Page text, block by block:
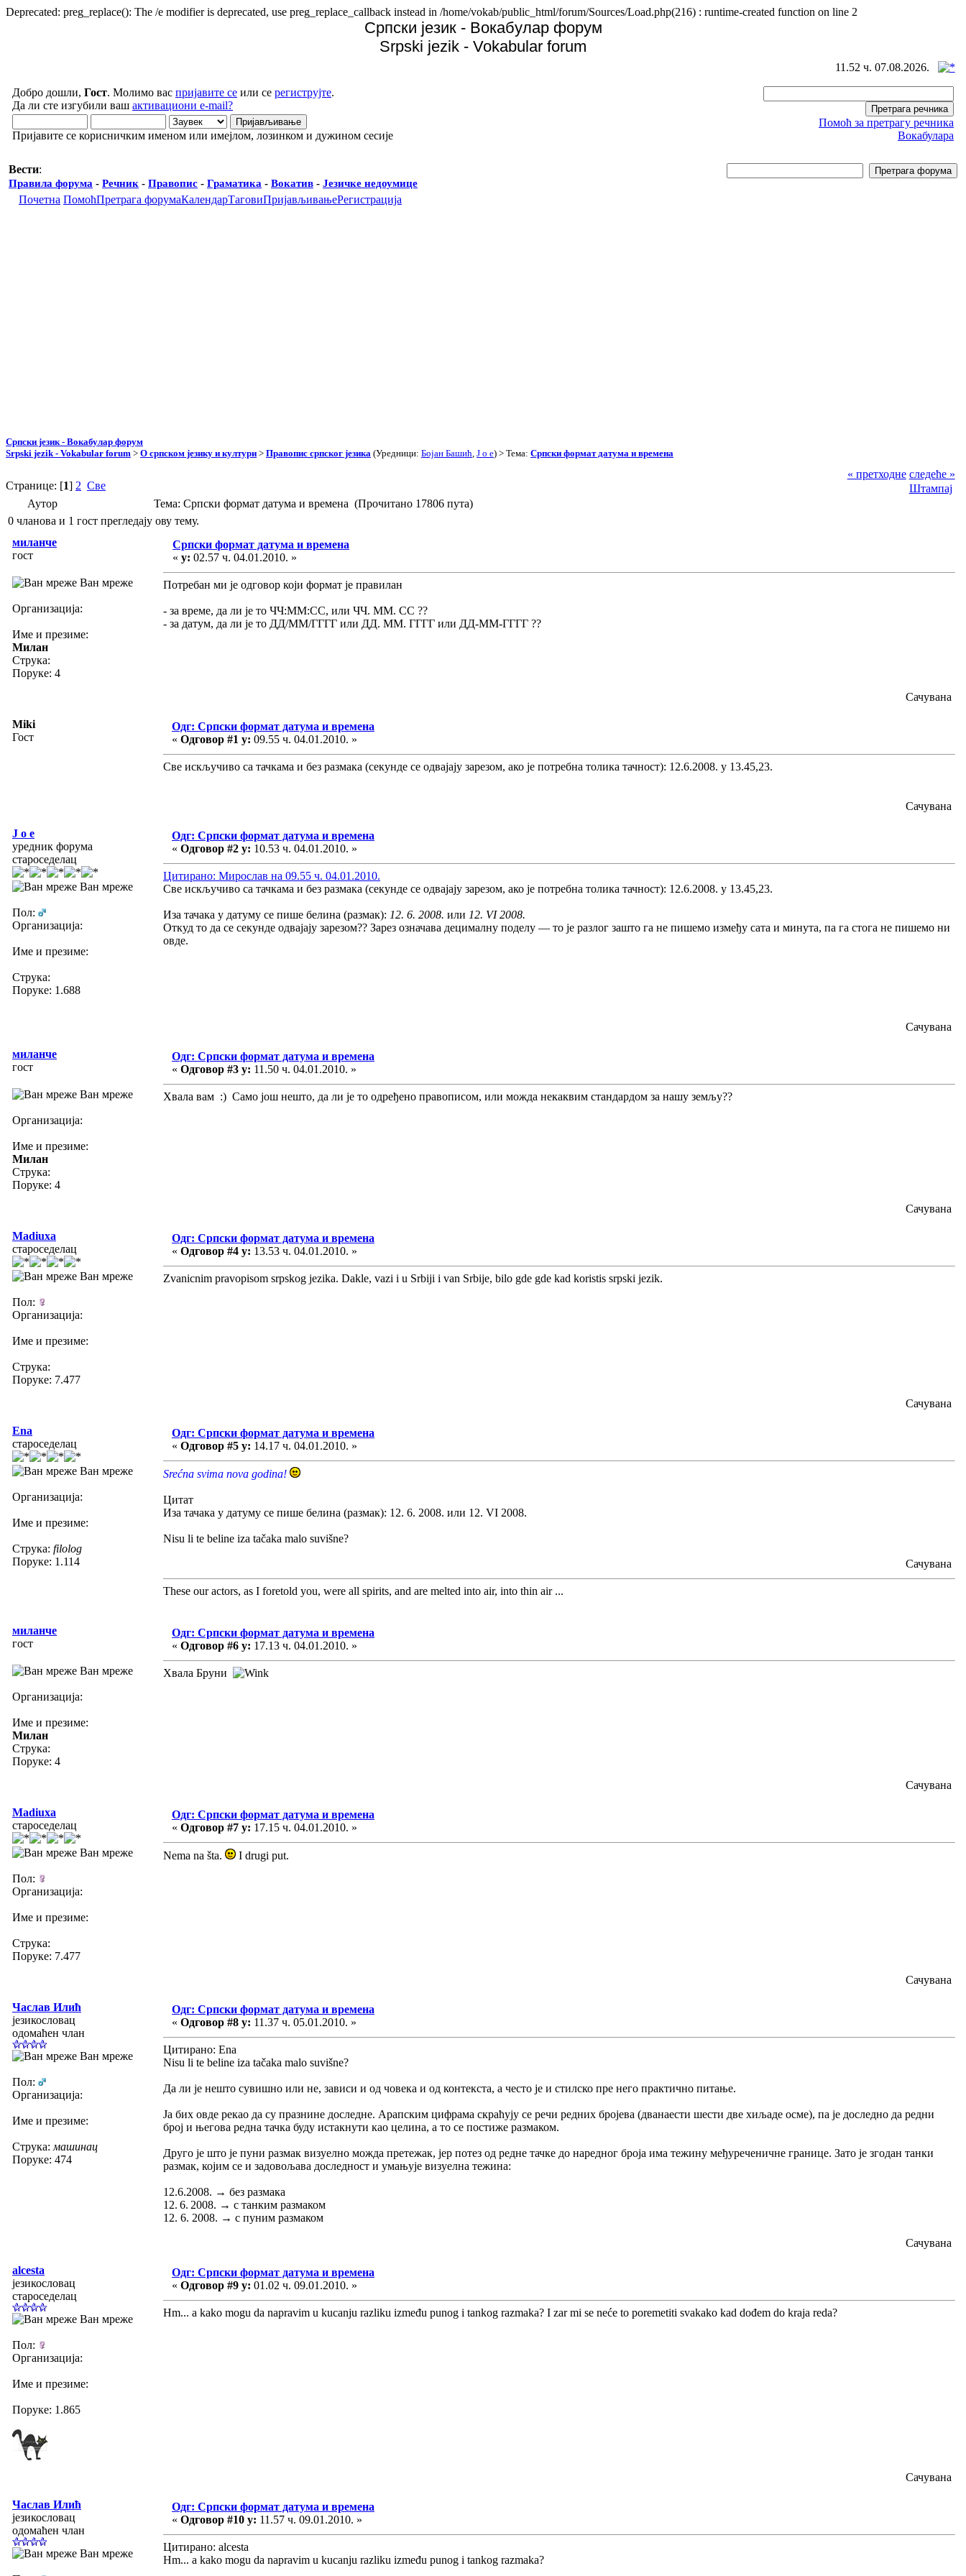
Deprecated: preg_replace(): The /e modifier is deprecated, use preg_replace_callback instead in /home/vokab/public_html/forum/Sources/Load.php(216) : runtime-created function on line 2
Српски језик - Вокабулар форум
Srpski jezik - Vokabular forum
11.52 ч. 07.08.2026.
Добро дошли, Гост. Молимо вас пријавите се или се региструјте.
Да ли сте изгубили ваш активациони e-mail?
Пријавите се корисничким именом или имејлом, лозинком и дужином сесије
Помоћ за претрагу речника
Вокабулара
Вести:
Правила форума - Речник - Правопис - Граматика - Вокатив - Језичке недоумице
Почетна ПомоћПретрага форумаКалендарТаговиПријављивањеРегистрација
Српски језик - Вокабулар форум
Srpski jezik - Vokabular forum > О српском језику и култури > Правопис српског језика (Уредници: Бојан Башић J o e) > Тема: Српски формат датума и времена
Странице: [1] 2 Све
« претходне следеће »
Штампај
Аутор
Тема: Српски формат датума и времена (Прочитано 17806 пута)
0 чланова и 1 гост прегледају ову тему.
миланче
гост
Ван мреже
Организација:
Име и презиме:
Милан
Струка:
Поруке: 4
Српски формат датума и времена
« у: 02.57 ч. 04.01.2010. »
Потребан ми је одговор који формат је правилан
- за време, да ли је то ЧЧ:ММ:СС, или ЧЧ. ММ. СС ??
- за датум, да ли је то ДД/ММ/ГГГГ или ДД. ММ. ГГГГ или ДД-ММ-ГГГГ ??
Сачувана
Miki
Гост
Одг: Српски формат датума и времена
« Одговор #1 у: 09.55 ч. 04.01.2010. »
Све искључиво са тачкама и без размака (секунде се одвајају зарезом, ако је потребна толика тачност): 12.6.2008. у 13.45,23.
Сачувана
J o e
уредник форума
староседелац
Ван мреже
Пол:
Организација:
Име и презиме:
Струка:
Поруке: 1.688
Одг: Српски формат датума и времена
« Одговор #2 у: 10.53 ч. 04.01.2010. »
Цитирано: Мирослав на 09.55 ч. 04.01.2010.
Све искључиво са тачкама и без размака (секунде се одвајају зарезом, ако је потребна толика тачност): 12.6.2008. у 13.45,23.
Иза тачака у датуму се пише белина (размак): 12. 6. 2008. или 12. VI 2008.
Откуд то да се секунде одвајају зарезом?? Зарез означава децималну поделу — то је разлог зашто га не пишемо између сата и минута, па га стога не пишемо ни
овде.
Сачувана
миланче
гост
Ван мреже
Организација:
Име и презиме:
Милан
Струка:
Поруке: 4
Одг: Српски формат датума и времена
« Одговор #3 у: 11.50 ч. 04.01.2010. »
Хвала вам :) Само још нешто, да ли је то одређено правописом, или можда некаквим стандардом за нашу земљу??
Сачувана
Madiuxa
староседелац
Ван мреже
Пол:
Организација:
Име и презиме:
Струка:
Поруке: 7.477
Одг: Српски формат датума и времена
« Одговор #4 у: 13.53 ч. 04.01.2010. »
Zvanicnim pravopisom srpskog jezika. Dakle, vazi i u Srbiji i van Srbije, bilo gde gde kad koristis srpski jezik.
Сачувана
Ena
староседелац
Ван мреже
Организација:
Име и презиме:
Струка: filolog
Поруке: 1.114
Одг: Српски формат датума и времена
« Одговор #5 у: 14.17 ч. 04.01.2010. »
Srećna svima nova godina!
Цитат
Иза тачака у датуму се пише белина (размак): 12. 6. 2008. или 12. VI 2008.
Nisu li te beline iza tačaka malo suvišne?
Сачувана
These our actors, as I foretold you, were all spirits, and are melted into air, into thin air ...
миланче
гост
Ван мреже
Организација:
Име и презиме:
Милан
Струка:
Поруке: 4
Одг: Српски формат датума и времена
« Одговор #6 у: 17.13 ч. 04.01.2010. »
Хвала Бруни
Сачувана
Madiuxa
староседелац
Ван мреже
Пол:
Организација:
Име и презиме:
Струка:
Поруке: 7.477
Одг: Српски формат датума и времена
« Одговор #7 у: 17.15 ч. 04.01.2010. »
Nema na šta. I drugi put.
Сачувана
Часлав Илић
језикословац
одомаћен члан
Ван мреже
Пол:
Организација:
Име и презиме:
Струка: машинац
Поруке: 474
Одг: Српски формат датума и времена
« Одговор #8 у: 11.37 ч. 05.01.2010. »
Цитирано: Ena
Nisu li te beline iza tačaka malo suvišne?
Да ли је нешто сувишно или не, зависи и од човека и од контекста, а често је и стилско пре него практично питање.
Ја бих овде рекао да су празнине доследне. Арапским цифрама скраћују се речи редних бројева (дванаести шести две хиљаде осме), па је доследно да редни
број и његова редна тачка буду истакнути као целина, а то се постиже размаком.
Друго је што је пуни размак визуелно можда претежак, јер потез од редне тачке до наредног броја има тежину међуреченичне границе. Зато је згодан танки
размак, којим се и задовољава доследност и умањује визуелна тежина:
12.6.2008. → без размака
12. 6. 2008. → с танким размаком
12. 6. 2008. → с пуним размаком
Сачувана
alcesta
језикословац
староседелац
Ван мреже
Пол:
Организација:
Име и презиме:
Поруке: 1.865
Одг: Српски формат датума и времена
« Одговор #9 у: 01.02 ч. 09.01.2010. »
Hm... a kako mogu da napravim u kucanju razliku između punog i tankog razmaka? I zar mi se neće to poremetiti svakako kad dođem do kraja reda?
Сачувана
Часлав Илић
језикословац
одомаћен члан
Ван мреже
Одг: Српски формат датума и времена
« Одговор #10 у: 11.57 ч. 09.01.2010. »
Цитирано: alcesta
Hm... a kako mogu da napravim u kucanju razliku između punog i tankog razmaka?